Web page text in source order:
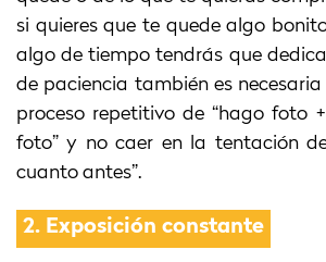
si quieres que te quede algo
algo de tiempo tendrás que
de paciencia también es
proceso repetitivo de “hago foto
foto” y no caer en la tentación
cuanto antes”.
2. Exposición constante